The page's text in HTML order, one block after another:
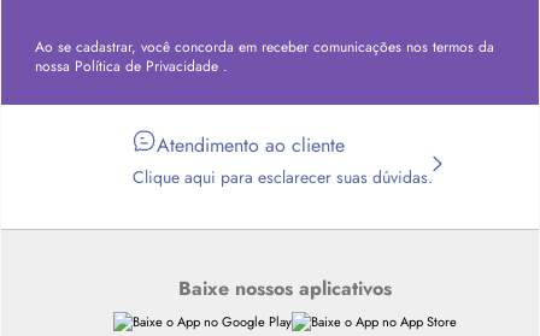
Ao se cadastrar, você concorda em receber comunicações nos termos da
nossa Política de Privacidade .
Atendimento ao cliente
Clique aqui para esclarecer suas dúvidas.
Baixe nossos aplicativos